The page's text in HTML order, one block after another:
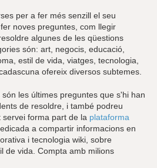
per a fer més senzill el seu
noves preguntes, com llegir
algunes de les qüestions
són: art, negocis, educació,
estil de vida, viatges, tecnologia,
ofereix diversos subtemes.
les últimes preguntes que s'hi han
de resoldre, i també podreu
forma part de la plataforma
a compartir informacions en
i tecnologia wiki, sobre
de vida. Compta amb milions